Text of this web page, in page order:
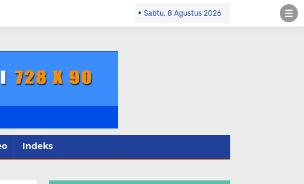
wa
Sabtu, 8 Agustus 2026
Indeks